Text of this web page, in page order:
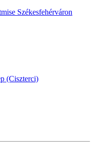
Székesfehérváron
(Ciszterci)